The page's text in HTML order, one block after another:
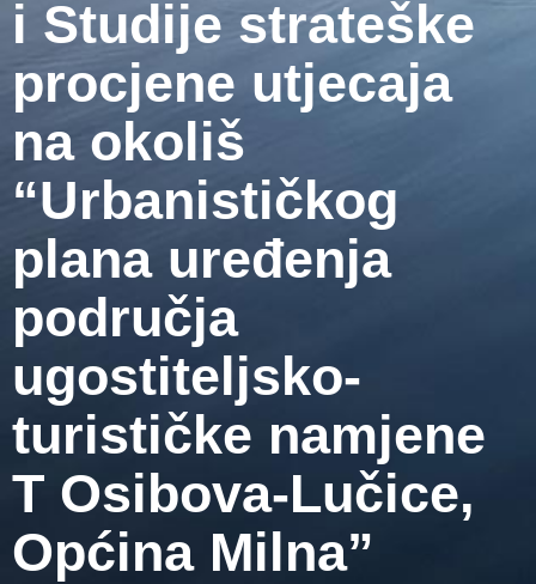
i Studije strateške
procjene utjecaja
na okoliš
“Urbanističkog
plana uređenja
područja
ugostiteljsko-
turističke namjene
T Osibova-Lučice,
Općina Milna”